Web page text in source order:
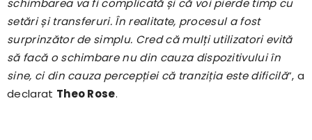
schimbarea va fi complicată și că voi pierde timp cu
setări și transferuri. În realitate, procesul a fost
surprinzător de simplu. Cred că mulți utilizatori evită
să facă o schimbare nu din cauza dispozitivului în
sine, ci din cauza percepției că tranziția este dificilă”, a
declarat Theo Rose.